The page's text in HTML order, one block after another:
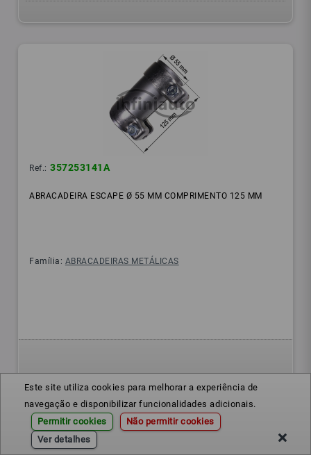
Este site utiliza cookies para melhorar a experiência de
navegação e disponibilizar funcionalidades adicionais.
Permitir cookies
Não permitir cookies
Ver detalhes
Ref.: 357253141A
ABRACADEIRA ESCAPE Ø 55 MM COMPRIMENTO 125 MM
Família: ABRACADEIRAS METÁLICAS